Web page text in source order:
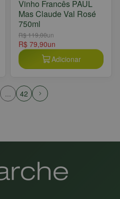
Vinho Francês PAUL
Mas Claude Val Rosé
750ml
R$ 119,00un
R$ 79,90un
Adicionar
... 42